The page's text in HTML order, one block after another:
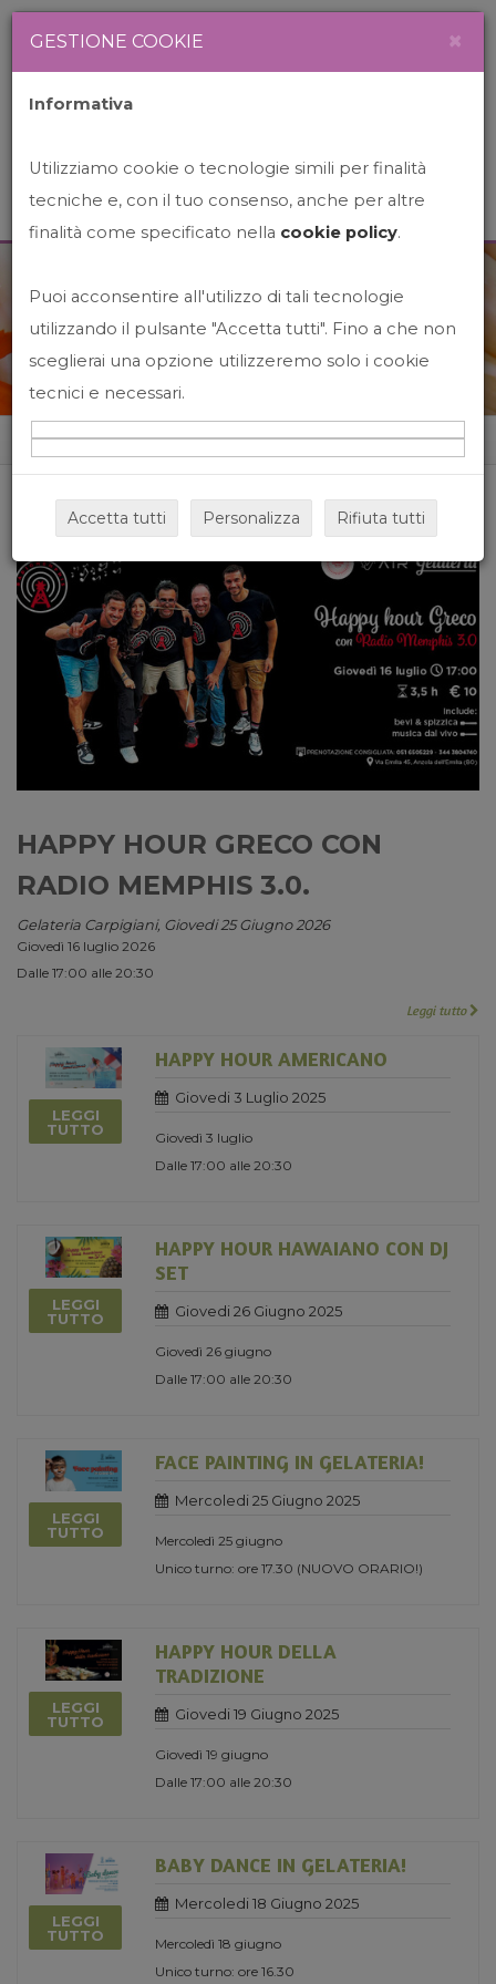
News&Events
Home News&events
HAPPY HOUR GRECO CON
RADIO MEMPHIS 3.0.
Gelateria Carpigiani, Giovedi 25 Giugno 2026
Giovedì 16 luglio 2026
Dalle 17:00 alle 20:30
Leggi tutto
LEGGI
TUTTO
HAPPY HOUR AMERICANO
Giovedi 3 Luglio 2025
Giovedì 3 luglio
Dalle 17:00 alle 20:30
LEGGI
TUTTO
HAPPY HOUR HAWAIANO CON DJ
SET
Giovedi 26 Giugno 2025
Giovedì 26 giugno
Dalle 17:00 alle 20:30
LEGGI
TUTTO
FACE PAINTING IN GELATERIA!
Mercoledi 25 Giugno 2025
Mercoledì 25 giugno
Unico turno: ore 17.30 (NUOVO ORARIO!)
LEGGI
TUTTO
HAPPY HOUR DELLA
TRADIZIONE
Giovedi 19 Giugno 2025
Giovedì 19 giugno
Dalle 17:00 alle 20:30
LEGGI
TUTTO
BABY DANCE IN GELATERIA!
Mercoledi 18 Giugno 2025
Mercoledì 18 giugno
Unico turno: ore 16.30
GESTIONE COOKIE ×
Informativa
Utilizziamo cookie o tecnologie simili per finalità
tecniche e, con il tuo consenso, anche per altre
finalità come specificato nella cookie policy.
Puoi acconsentire all'utilizzo di tali tecnologie
utilizzando il pulsante "Accetta tutti". Fino a che non
sceglierai una opzione utilizzeremo solo i cookie
tecnici e necessari.
Accetta tutti Personalizza Rifiuta tutti